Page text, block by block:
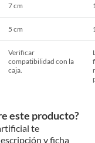
7 cm
5 cm
Verificar
compatibilidad con la
caja.
este producto?
te
y ficha